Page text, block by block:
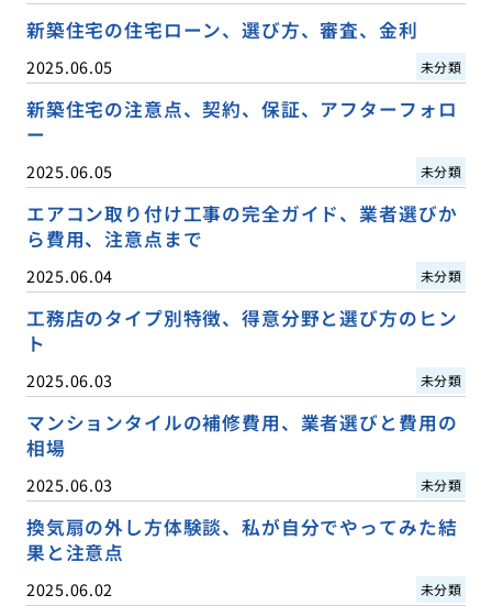
新築住宅の住宅ローン、選び方、審査、金利
2025.06.05 未分類
新築住宅の注意点、契約、保証、アフターフォロ
ー
2025.06.05 未分類
エアコン取り付け工事の完全ガイド、業者選びか
ら費用、注意点まで
2025.06.04 未分類
工務店のタイプ別特徴、得意分野と選び方のヒン
ト
2025.06.03 未分類
マンションタイルの補修費用、業者選びと費用の
相場
2025.06.03 未分類
換気扇の外し方体験談、私が自分でやってみた結
果と注意点
2025.06.02 未分類